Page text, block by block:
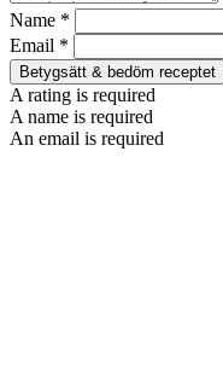
Name *
Email *
Betygsätt & bedöm receptet
A rating is required
A name is required
An email is required